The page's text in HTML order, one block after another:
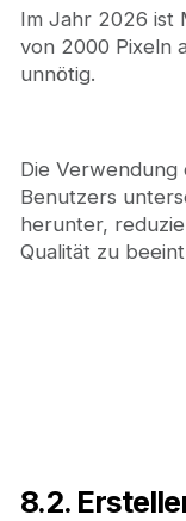
Im Jahr 2026 ist
von 2000 Pixeln
unnötig.
Die Verwendung
Benutzers
herunter,
Qualität zu
8.2.